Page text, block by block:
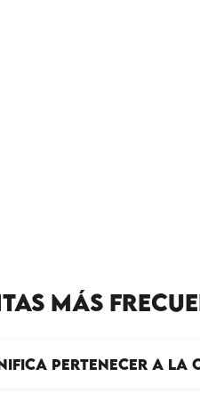
MÁS
PERTENECER A LA